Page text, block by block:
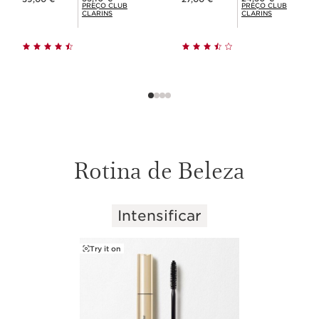
PREÇO CLUB
CLARINS
PREÇO CLUB
CLARINS
Rotina de Beleza
SALTAR PARA O CONTEÚDOIntensificar
Try it on